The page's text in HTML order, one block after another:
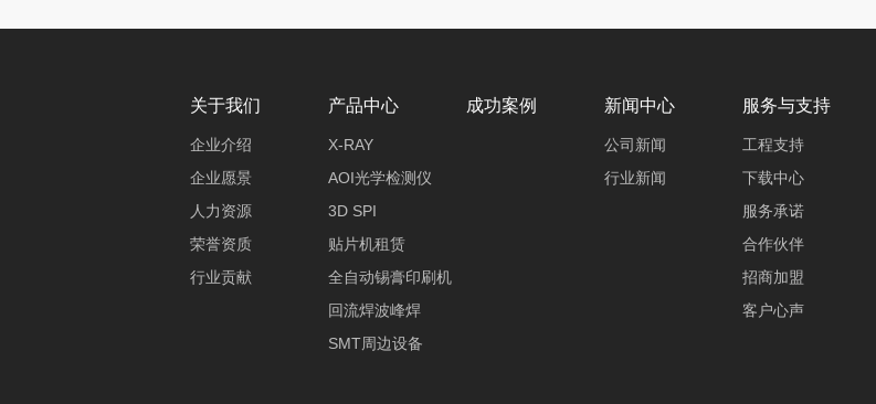
关于我们
企业介绍
企业愿景
人力资源
荣誉资质
行业贡献
产品中心
X-RAY
AOI光学检测仪
3D SPI
贴片机租赁
全自动锡膏印刷机
回流焊波峰焊
SMT周边设备
成功案例 新闻中心
公司新闻
行业新闻
服务与支持
工程支持
下载中心
服务承诺
合作伙伴
招商加盟
客户心声